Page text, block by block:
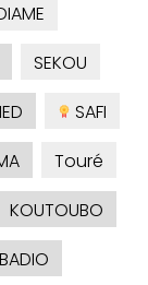
SEKOU
SAFI
Touré
KOUTOUBO
BADIO